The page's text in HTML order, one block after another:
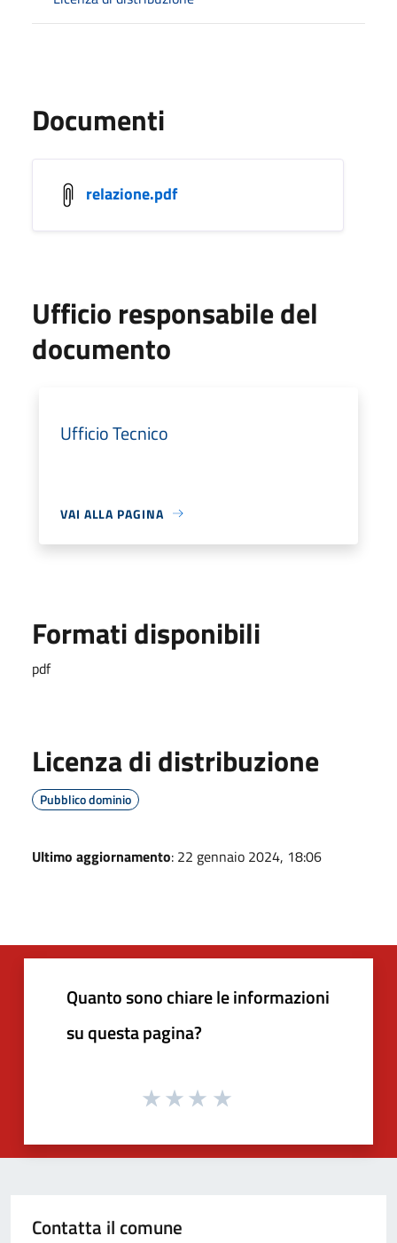
Documenti
relazione.pdf
Ufficio responsabile del
documento
Ufficio Tecnico
VAI ALLA PAGINA
Formati disponibili
pdf
Licenza di distribuzione
Pubblico dominio
Ultimo aggiornamento: 22 gennaio 2024, 18:06
Quanto sono chiare le informazioni
su questa pagina?
Contatta il comune